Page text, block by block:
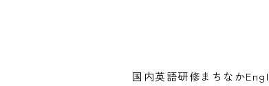
国内英語研修まちなか